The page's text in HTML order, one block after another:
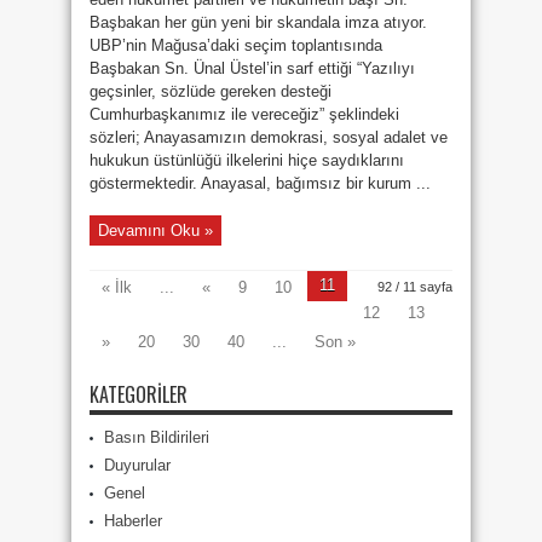
Başbakan her gün yeni bir skandala imza atıyor.
UBP’nin Mağusa’daki seçim toplantısında
Başbakan Sn. Ünal Üstel’in sarf ettiği “Yazılıyı
geçsinler, sözlüde gereken desteği
Cumhurbaşkanımız ile vereceğiz” şeklindeki
sözleri; Anayasamızın demokrasi, sosyal adalet ve
hukukun üstünlüğü ilkelerini hiçe saydıklarını
göstermektedir. Anayasal, bağımsız bir kurum ...
Devamını Oku »
92 / 11 sayfa
« İlk ... « 9 10
11
12
13
»
20 30 40 ... Son »
KATEGORILER
Basın Bildirileri
Duyurular
Genel
Haberler